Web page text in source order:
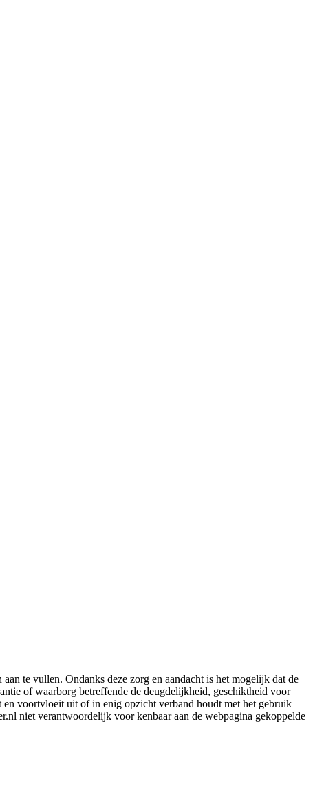
te vullen. Ondanks deze zorg en aandacht is het mogelijk dat de
of waarborg betreffende de deugdelijkheid, geschiktheid voor
en voortvloeit uit of in enig opzicht verband houdt met het gebruik
niet verantwoordelijk voor kenbaar aan de webpagina gekoppelde